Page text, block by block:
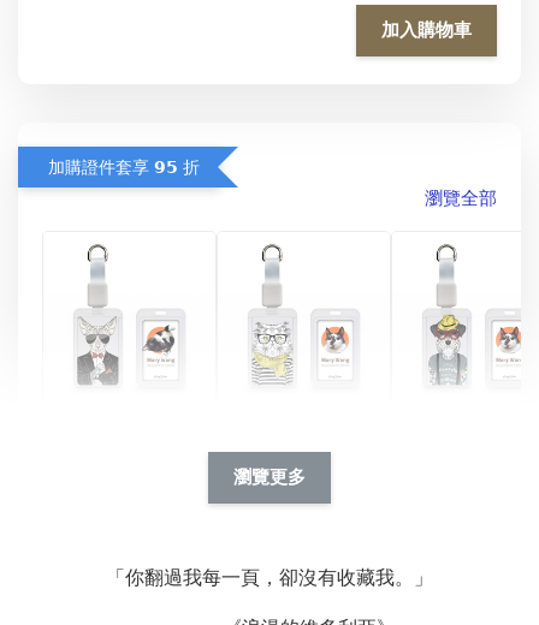
加入購物車
加購證件套享 𝟵𝟱 折
瀏覽全部
- +
件套(附伸縮卡扣)
CSAA05
NT$ 214
NT$ 225
- +NT$ 214
瀏覽更多
「你翻過我每一頁，卻沒有收藏我。」